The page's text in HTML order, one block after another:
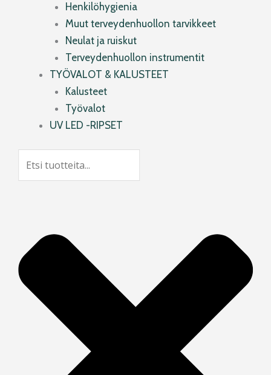
Henkilöhygienia
Muut terveydenhuollon tarvikkeet
Neulat ja ruiskut
Terveydenhuollon instrumentit
TYÖVALOT & KALUSTEET
Kalusteet
Työvalot
UV LED -RIPSET